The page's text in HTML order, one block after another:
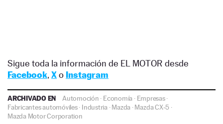
Sigue toda la información de EL MOTOR desde
Facebook, Xo Instagram
ARCHIVADO EN Automoción · Economía · Empresas·
Fabricantes automóviles· Industria·Mazda ·Mazda CX-5 ·
Mazda Motor Corporation